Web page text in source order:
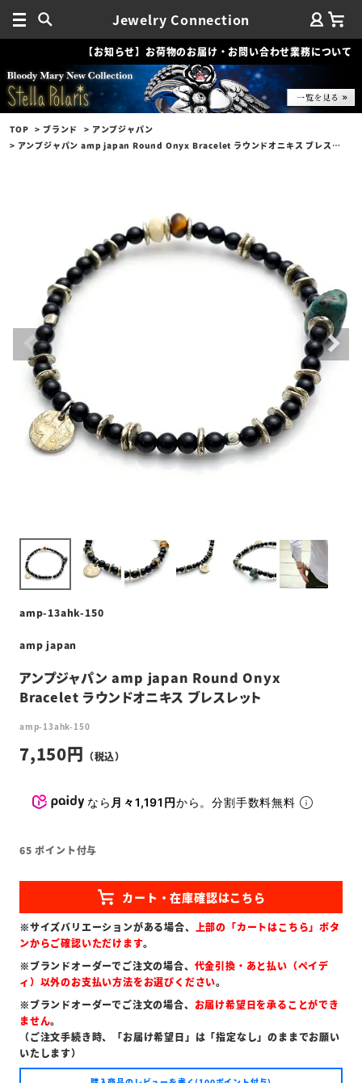
Jewelry Connection
【お知らせ】お荷物のお届け・お問い合わせ業務について
TOP ブランド
アンプジャパン
アンプジャパン amp japan Round Onyx Bracelet ラウンドオニキス ブレスレット
amp-13ahk-150
amp japan
アンプジャパン amp japan Round Onyx
Bracelet ラウンドオニキス ブレスレット
amp-13ahk-150
7,150
なら 月々1,191円から。分割手数料無料
65 ポイント付与
※サイズバリエーションがある場合、 上部の「カートはこちら」ボタ
ンからご確認いただけます。
※ブランドオーダーでご注文の場合、 代金引換・あと払い（ペイデ
ィ）以外のお支払い方法をお選びください。
※ブランドオーダーでご注文の場合、 お届け希望日を承ることができ
ません。
（ご注文手続き時、「お届け希望日」は「指定なし」のままでお願い
いたします）